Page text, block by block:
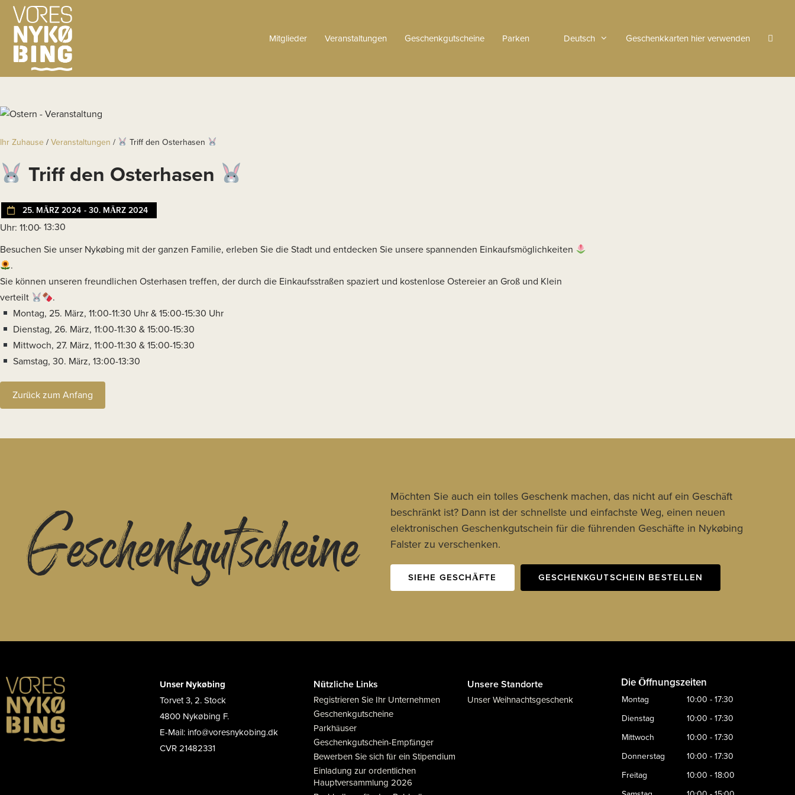
Mitglieder Veranstaltungen Geschenkgutscheine Parken Deutsch Geschenkkarten hier verwenden
Ihr Zuhause / Veranstaltungen / Triff den Osterhasen
Triff den Osterhasen
25. MÄRZ 2024 - 30. MÄRZ 2024
Uhr: 11:00- 13:30
Besuchen Sie unser Nykøbing mit der ganzen Familie, erleben Sie die Stadt und entdecken Sie unsere spannenden Einkaufsmöglichkeiten
.
Sie können unseren freundlichen Osterhasen treffen, der durch die Einkaufsstraßen spaziert und kostenlose Ostereier an Groß und Klein
verteilt
.
Montag, 25. März, 11:00-11:30 Uhr & 15:00-15:30 Uhr
Dienstag, 26. März, 11:00-11:30 & 15:00-15:30
Mittwoch, 27. März, 11:00-11:30 & 15:00-15:30
Samstag, 30. März, 13:00-13:30
Zurück zum Anfang
Geschenkgutscheine
Möchten Sie auch ein tolles Geschenk machen, das nicht auf ein Geschäft
beschränkt ist? Dann ist der schnellste und einfachste Weg, einen neuen
elektronischen Geschenkgutschein für die führenden Geschäfte in Nykøbing
Falster zu verschenken.
SIEHE GESCHÄFTE GESCHENKGUTSCHEIN BESTELLEN
Unser Nykøbing
Torvet 3, 2. Stock
4800 Nykøbing F.
E-Mail: info@voresnykobing.dk
CVR 21482331
Nützliche Links
Registrieren Sie Ihr Unternehmen
Geschenkgutscheine
Parkhäuser
Geschenkgutschein-Empfänger
Bewerben Sie sich für ein Stipendium
Einladung zur ordentlichen
Hauptversammlung 2026
Unsere Standorte
Unser Weihnachtsgeschenk
Die Öffnungszeiten
Montag
10:00 - 17:30
Dienstag
10:00 - 17:30
Mittwoch
10:00 - 17:30
Donnerstag
10:00 - 17:30
Freitag
10:00 - 18:00